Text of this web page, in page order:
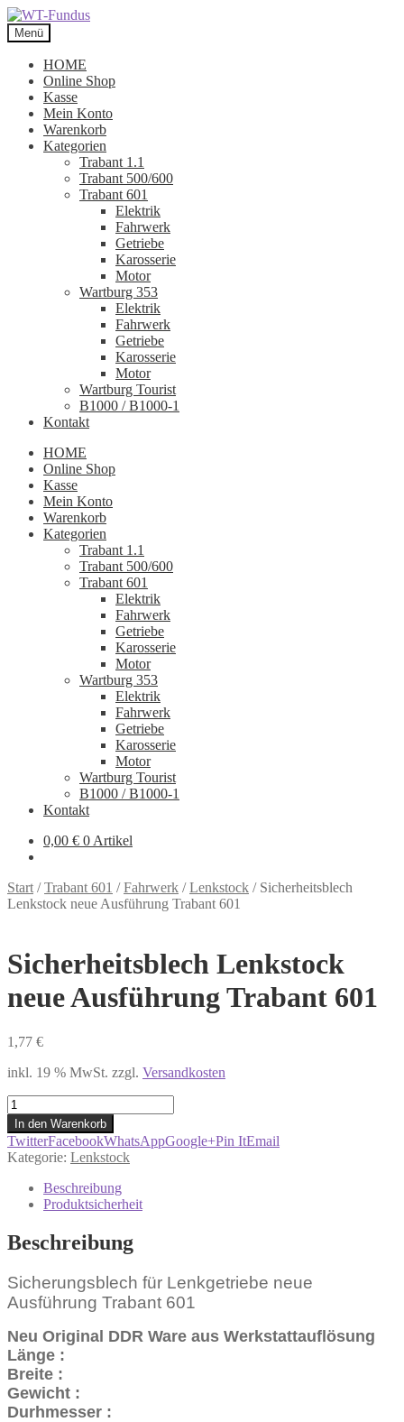
Zur
Navigation
springen
Zum
Inhalt
springen
Menü
HOME
Online Shop
Kasse
Mein Konto
Warenkorb
Kategorien
Trabant 1.1
Trabant 500/600
Trabant 601
Elektrik
Fahrwerk
Getriebe
Karosserie
Motor
Wartburg 353
Elektrik
Fahrwerk
Getriebe
Karosserie
Motor
Wartburg Tourist
B1000 / B1000-1
Kontakt
HOME
Online Shop
Kasse
Mein Konto
Warenkorb
Kategorien
Trabant 1.1
Trabant 500/600
Trabant 601
Elektrik
Fahrwerk
Getriebe
Karosserie
Motor
Wartburg 353
Elektrik
Fahrwerk
Getriebe
Karosserie
Motor
Wartburg Tourist
B1000 / B1000-1
Kontakt
0,00 € 0 Artikel
Start /Trabant 601 /Fahrwerk /Lenkstock / Sicherheitsblech
Lenkstock neue Ausführung Trabant 601
Sicherheitsblech Lenkstock
neue Ausführung Trabant 601
1,77 €
inkl. 19 % MwSt. zzgl. Versandkosten
Sicherheitsblech
Lenkstock
neue
Ausführung
Trabant
Menge
In den Warenkorb
TwitterFacebookWhatsAppGoogle+Pin ItEmail
Kategorie: Lenkstock
Beschreibung
Produktsicherheit
Beschreibung
Sicherungsblech für Lenkgetriebe neue
Ausführung Trabant 601
Neu Original DDR Ware aus Werkstattauflösung
Länge :
Breite :
Gewicht :
Durhmesser :